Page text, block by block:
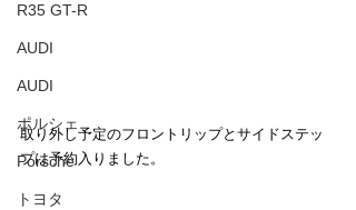
R35 GT-R
AUDI
AUDI
ポルシェ
Porsche
トヨタ
取り外し予定のフロントリップとサイドステッ
プは予約入りました。